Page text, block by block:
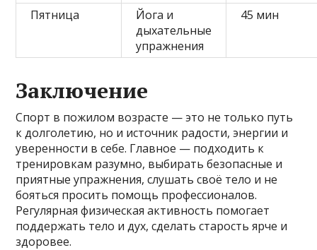
Пятница
Йога и
дыхательные
упражнения
45 мин
Заключение
Спорт в пожилом возрасте — это не только путь
к долголетию, но и источник радости, энергии и
уверенности в себе. Главное — подходить к
тренировкам разумно, выбирать безопасные и
приятные упражнения, слушать своё тело и не
бояться просить помощь профессионалов.
Регулярная физическая активность помогает
поддержать тело и дух, сделать старость ярче и
здоровее.